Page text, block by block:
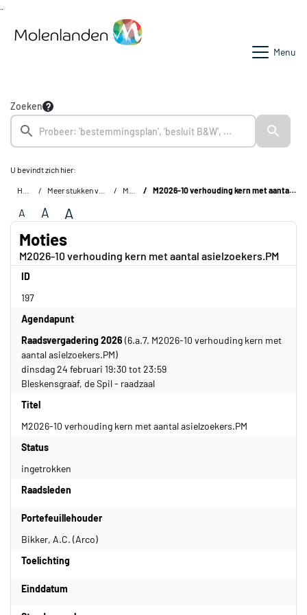
Menu
Zoeken
U bevindt zich hier:
Meer stukken van de raad Moties M2026-10 verhouding kern met aantal asielzoekers.PM
A A A
Moties
M2026-10 verhouding kern met aantal asielzoekers.PM
ID
197
Agendapunt
Raadsvergadering 2026 (6.a.7. M2026-10 verhouding kern met
aantal asielzoekers.PM)
dinsdag 24 februari 19:30 tot 23:59
Bleskensgraaf, de Spil - raadzaal
Titel
M2026-10 verhouding kern met aantal asielzoekers.PM
Status
ingetrokken
Raadsleden
Portefeuillehouder
Bikker, A.C. (Arco)
Toelichting
Einddatum